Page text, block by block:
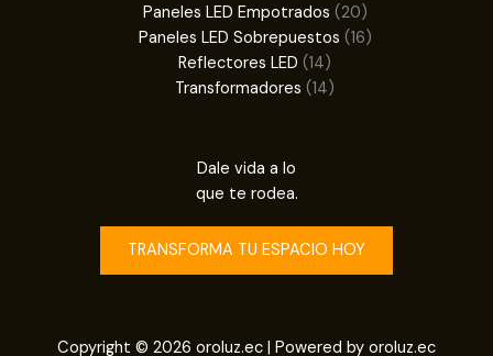
producto
Paneles LED Empotrados 2020
productos
Paneles LED Sobrepuestos 1616
Reflectores LED 1414
productos
Transformadores 1414
Dale vida a lo
que te rodea.
TRANSFORMA TU ESPACIO HOY
Copyright © 2026 oroluz.ec | Powered by oroluz.ec